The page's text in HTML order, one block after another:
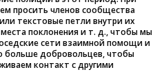
просить членов сообщества
текстовые петли внутри их
поклонения и т. д., чтобы мы
сети взаимной помощи и
добровольцев, чтобы
контакт с другими